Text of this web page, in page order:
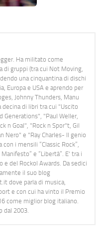
Ha militato come
di gruppi (tra cui Not Moving,
una cinquantina di dischi
Europa e USA e aprendo per
Johnny Thunders, Manu
decina di libri tra cui "Uscito
Generations", "Paul Weller,
n Goal", "Rock n Spor"t, Gil
Nero" e "Ray Charles- Il genio
i mensili “Classic Rock”,
e “Libertà”. E' tra i
e del Rockol Awards. Da sedici
il suo blog
dove parla di musica,
e con cui ha vinto il Premio
come miglior blog italiano.
dal 2003.